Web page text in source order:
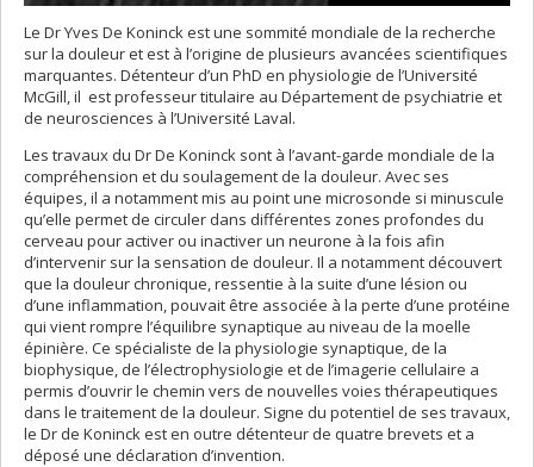
Le Dr Yves De Koninck est une sommité mondiale de la recherche
sur la douleur et est à l’origine de plusieurs avancées scientifiques
marquantes. Détenteur d’un PhD en physiologie de l’Université
McGill, il est professeur titulaire au Département de psychiatrie et
de neurosciences à l’Université Laval.
Les travaux du Dr De Koninck sont à l’avant-garde mondiale de la
compréhension et du soulagement de la douleur. Avec ses
équipes, il a notamment mis au point une microsonde si minuscule
qu’elle permet de circuler dans différentes zones profondes du
cerveau pour activer ou inactiver un neurone à la fois afin
d’intervenir sur la sensation de douleur. Il a notamment découvert
que la douleur chronique, ressentie à la suite d’une lésion ou
d’une inflammation, pouvait être associée à la perte d’une protéine
qui vient rompre l’équilibre synaptique au niveau de la moelle
épinière. Ce spécialiste de la physiologie synaptique, de la
biophysique, de l’électrophysiologie et de l’imagerie cellulaire a
permis d’ouvrir le chemin vers de nouvelles voies thérapeutiques
dans le traitement de la douleur. Signe du potentiel de ses travaux,
le Dr de Koninck est en outre détenteur de quatre brevets et a
déposé une déclaration d’invention.